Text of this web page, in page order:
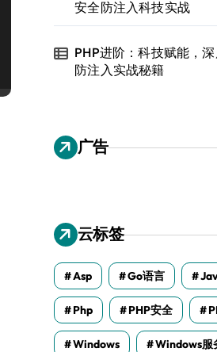
安全防注入科技实战
PHP进阶：科技赋能，
防注入实战秘籍
广告
云标签
Asp Go语言
Php PHP安全
Windows Windows服